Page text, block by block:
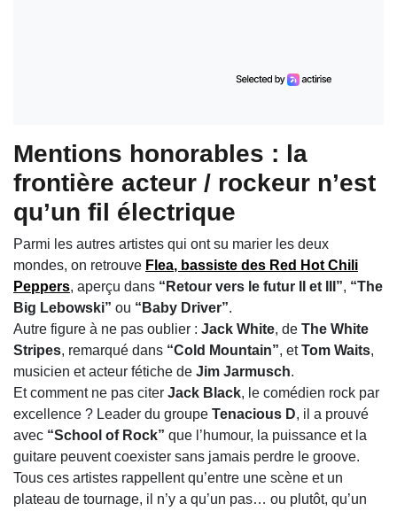
Mentions honorables : la
frontière acteur / rockeur n’est
qu’un fil électrique
Parmi les autres artistes qui ont su marier les deux
mondes, on retrouve Flea, bassiste des Red Hot Chili
Peppers, aperçu dans “Retour vers le futur II et III”, “The
Big Lebowski” ou “Baby Driver”.
Autre figure à ne pas oublier : Jack White, de The White
Stripes, remarqué dans “Cold Mountain”, etTom Waits,
musicien et acteur fétiche de Jim Jarmusch.
Et comment ne pas citer Jack Black, le comédien rock par
excellence ? Leader du groupe Tenacious D, il a prouvé
avec “School of Rock” que l’humour, la puissance et la
guitare peuvent coexister sans jamais perdre le groove.
Tous ces artistes rappellent qu’entre une scène et un
plateau de tournage, il n’y a qu’un pas… ou plutôt, qu’un